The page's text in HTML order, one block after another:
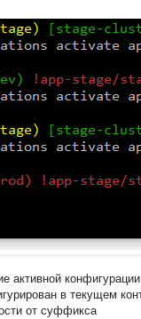
активной
в текущем
от суффикса